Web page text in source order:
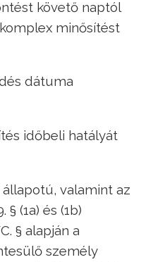
követő naptól
minősítést
dátuma
időbeli hatályát
valamint az
§ (1a) és (1b)
§ alapján a
személy